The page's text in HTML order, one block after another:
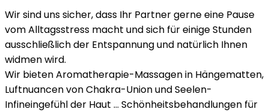
Wir sind uns sicher, dass Ihr Partner gerne eine Pause
vom Alltagsstress macht und sich für einige Stunden
ausschließlich der Entspannung und natürlich Ihnen
widmen wird.
Wir bieten Aromatherapie-Massagen in Hängematten,
Luftnuancen von Chakra-Union und Seelen-
Infineingefühl der Haut … Schönheitsbehandlungen für